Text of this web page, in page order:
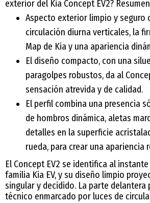
exterior del Kia Concept EV2?
Aspecto exterior limpio y seguro
circulación diurna verticales, la
Map de Kia y una apariencia
El diseño compacto, con una
paragolpes robustos, da al
sensación atrevida y de calidad.
El perfil combina una presencia
de hombros dinámica, aletas
detalles en la superficie
rueda, para crear una apariencia
El Concept EV2 se identifica al
familia Kia EV, y su diseño limpio
singular y decidido. La parte
técnico enmarcado por luces de